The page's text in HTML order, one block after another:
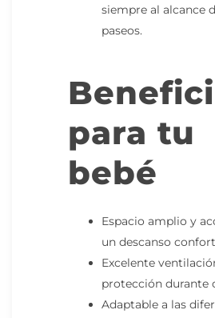
siempre al alcance
paseos.
para tu
bebé
Espacio amplio y
un descanso
Excelente
protección durante
Adaptable a las